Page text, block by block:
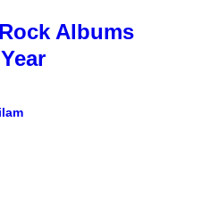
Albums